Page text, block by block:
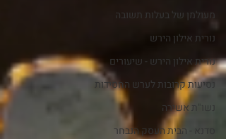
מעולמן של בעלות תשובה
נורית אילון הירש
נורית אילון הירש - שיעורים
נסיעות קרובות לערש החסידות
נשו"ת אשירה
סדנא - הבית העסק הנבחר